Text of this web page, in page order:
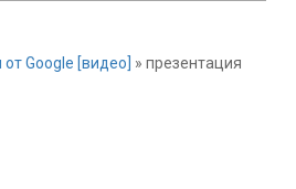
Google [видео] » презентация